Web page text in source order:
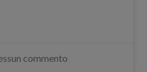
commento